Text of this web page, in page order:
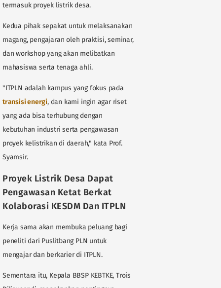
termasuk proyek listrik desa.
Kedua pihak sepakat untuk melaksanakan
magang, pengajaran oleh praktisi, seminar,
dan workshop yang akan melibatkan
mahasiswa serta tenaga ahli.
"ITPLN adalah kampus yang fokus pada
transisi energi, dan kami ingin agar riset
yang ada bisa terhubung dengan
kebutuhan industri serta pengawasan
proyek kelistrikan di daerah," kata Prof.
Syamsir.
Proyek Listrik Desa Dapat
Pengawasan Ketat Berkat
Kolaborasi KESDM Dan ITPLN
Kerja sama akan membuka peluang bagi
peneliti dari Puslitbang PLN untuk
mengajar dan berkarier di ITPLN.
Sementara itu, Kepala BBSP KEBTKE, Trois